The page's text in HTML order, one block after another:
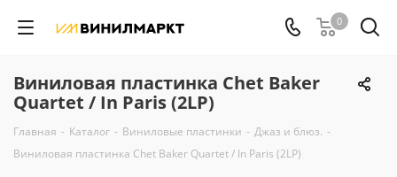
0
Виниловая пластинка Chet Baker
Quartet / In Paris (2LP)
Главная - Каталог - Виниловые пластинки - Джаз и блюз. -
Виниловая пластинка Chet Baker Quartet / In Paris (2LP)